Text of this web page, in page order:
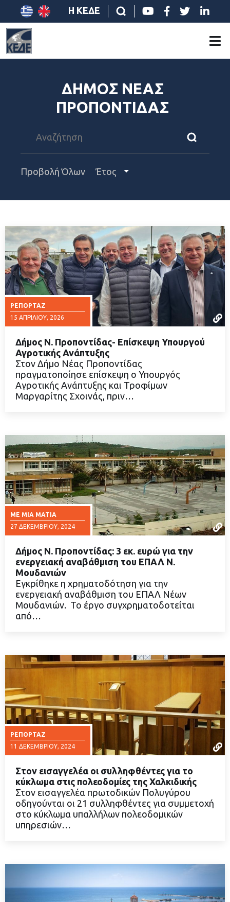
Η ΚΕΔΕ
ΔΗΜΟΣ ΝΕΑΣ
ΠΡΟΠΟΝΤΙΔΑΣ
Προβολή Όλων Έτος
ΡΕΠΟΡΤΆΖ
15 ΑΠΡΙΛΊΟΥ, 2026
ΔΙΑΒΑΣΤΕ ΠΕΡΙΣΣΟΤΕΡΑ
Δήμος Ν. Προποντίδας- Επίσκεψη Υπουργού
Αγροτικής Ανάπτυξης
Στον Δήμο Νέας Προποντίδας
πραγματοποίησε επίσκεψη ο Υπουργός
Αγροτικής Ανάπτυξης και Τροφίμων
Μαργαρίτης Σχοινάς, πριν…
ΜΕ ΜΙΑ ΜΑΤΙΆ
27 ΔΕΚΕΜΒΡΊΟΥ, 2024
ΔΙΑΒΑΣΤΕ ΠΕΡΙΣΣΟΤΕΡΑ
Δήμος Ν. Προποντίδας: 3 εκ. ευρώ για την
ενεργειακή αναβάθμιση του ΕΠΑΛ Ν.
Μουδανιών
Εγκρίθηκε η χρηματοδότηση για την
ενεργειακή αναβάθμιση του ΕΠΑΛ Νέων
Μουδανιών. Το έργο συγχρηματοδοτείται
από…
ΡΕΠΟΡΤΆΖ
11 ΔΕΚΕΜΒΡΊΟΥ, 2024
ΔΙΑΒΑΣΤΕ ΠΕΡΙΣΣΟΤΕΡΑ
Στον εισαγγελέα οι συλληφθέντες για το
κύκλωμα στις πολεοδομίες της Χαλκιδικής
Στον εισαγγελέα πρωτοδικών Πολυγύρου
οδηγούνται οι 21 συλληφθέντες για συμμετοχή
στο κύκλωμα υπαλλήλων πολεοδομικών
υπηρεσιών…